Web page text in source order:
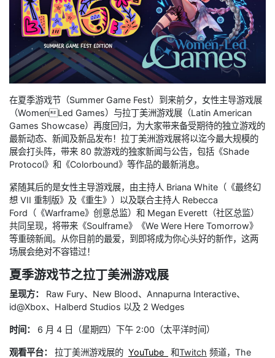
在夏季游戏节（Summer Game Fest）到来前夕，女性主导游戏展
（WomenLed Games）与拉丁美洲游戏展（Latin American
Games Showcase）再度回归，为大家带来备受期待的独立游戏的
最新动态、新闻及新品发布！拉丁美洲游戏展将以迄今最大规模的
展会打头阵，带来 80 款游戏的独家新闻与公告，包括《Shade
Protocol》和《Colorbound》等作品的最新消息。
紧随其后的是女性主导游戏展，由主持人 Briana White（《最终幻
想 VII 重制版》及《重生》）以及联合主持人 Rebecca
Ford（《Warframe》创意总监）和 Megan Everett（社区总监）
共同呈现，将带来《Soulframe》《We Were Here Tomorrow》
等重磅新闻。从你目前的最爱，到即将成为你心头好的新作，这两
场展会绝对不容错过！
夏季游戏节之拉丁美洲游戏展
呈现方：
Raw Fury、New Blood、Annapurna Interactive、
id@Xbox、Halberd Studios 以及 2 Wedges
时间： 6 月 4 日（星期四）下午 2:00（太平洋时间）
观看平台： 拉丁美洲游戏展的 YouTube 和Twitch 频道，The